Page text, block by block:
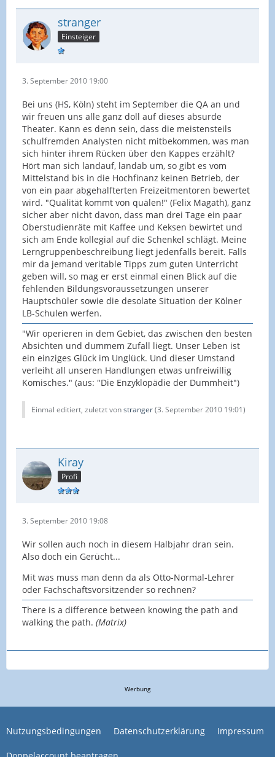
stranger
Einsteiger
3. September 2010 19:00
Bei uns (HS, Köln) steht im September die QA an und
wir freuen uns alle ganz doll auf dieses absurde
Theater. Kann es denn sein, dass die meistensteils
schulfremden Analysten nicht mitbekommen, was man
sich hinter ihrem Rücken über den Kappes erzählt?
Hört man sich landauf, landab um, so gibt es vom
Mittelstand bis in die Hochfinanz keinen Betrieb, der
von ein paar abgehalfterten Freizeitmentoren bewertet
wird. "Quälität kommt von quälen!" (Felix Magath), ganz
sicher aber nicht davon, dass man drei Tage ein paar
Oberstudienräte mit Kaffee und Keksen bewirtet und
sich am Ende kollegial auf die Schenkel schlägt. Meine
Lerngruppenbeschreibung liegt jedenfalls bereit. Falls
mir da jemand veritable Tipps zum guten Unterricht
geben will, so mag er erst einmal einen Blick auf die
fehlenden Bildungsvoraussetzungen unserer
Hauptschüler sowie die desolate Situation der Kölner
LB-Schulen werfen.
"Wir operieren in dem Gebiet, das zwischen den besten
Absichten und dummem Zufall liegt. Unser Leben ist
ein einziges Glück im Unglück. Und dieser Umstand
verleiht all unseren Handlungen etwas unfreiwillig
Komisches." (aus: "Die Enzyklopädie der Dummheit")
Einmal editiert, zuletzt vonstranger(3. September 2010 19:01)
Kiray
Profi
3. September 2010 19:08
Wir sollen auch noch in diesem Halbjahr dran sein.
Also doch ein Gerücht...
Mit was muss man denn da als Otto-Normal-Lehrer
oder Fachschaftsvorsitzender so rechnen?
There is a difference between knowing the path and
walking the path. (Matrix)
Werbung
Nutzungsbedingungen Datenschutzerklärung Impressum